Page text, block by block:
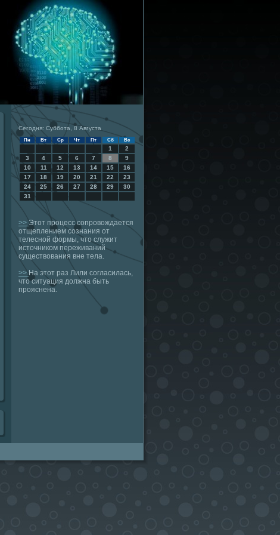
Сегодня: Суббота, 8 Августа
Пн Вт Ср Чт Пт Сб Вс
1
2
3
4 5 6 7 8
9
10
11 12 13 14 15
16
17
18 19 20 21 22
23
24
25 26 27 28 29
30
31
>>Этот процесс сопровождается
отщеплением сознания от
телесной формы, что служит
источником переживаний
существования вне тела.
>>На этот раз Лили согласилась,
что ситуация должна быть
прояснена.